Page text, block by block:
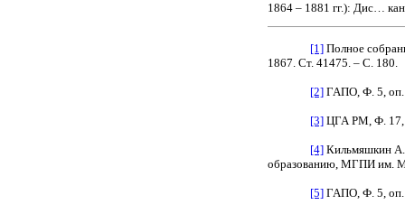
1864 – 1881 гг.): Дис…
[1] Полное
1867. Ст. 41475. – С. 180.
[2] ГАПО, Ф. 5, оп.
[3] ЦГА РМ, Ф. 17,
[4] Кильмяшкин
образованию, МГПИ им.
[5] ГАПО, Ф. 5, оп.